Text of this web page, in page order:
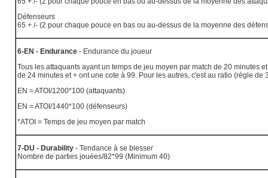
Défenseurs
65 + /- (2 pour chaque pouce en bas ou au-dessus de la moyenne des
6-EN - Endurance - Endurance du joueur
Tous les attaquants ayant un temps de jeu moyen par match de 20 minutes
de 24 minutes et + ont une cote à 99. Pour les autres, c'est au ratio (règle de
EN = ATOI/1200*100 (attaquants)
EN = ATOI/1440*100 (défenseurs)
*ATOI = Temps de jeu moyen par match
7-DU - Durability - Tendance à se blesser
Nombre de parties jouées/82*99 (Minimum 40)